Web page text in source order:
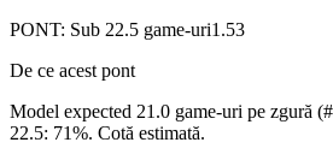
PONT: Sub 22.5 game-uri1.53
De ce acest pont
Model expected 21.0 game-uri pe zgură
22.5: 71%. Cotă estimată.